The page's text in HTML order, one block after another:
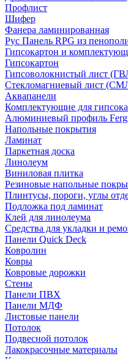
Профлист
Шифер
Фанера ламинированная
Рус Панель RPG из
Гипсокартон и
Гипсокартон
Гипсоволокнистый лист
Стекломагниевый лист
Аквапанели
Комплектующие для
Алюминиевый профиль
Напольные покрытия
Ламинат
Паркетная доска
Линолеум
Виниловая плитка
Резиновые напольные
Плинтусы, пороги, углы
Подложка под ламинат
Клей для линолеума
Средства для укладки и
Панели Quick Deck
Ковролин
Ковры
Ковровые дорожки
Стены
Панели ПВХ
Панели МДФ
Листовые панели
Потолок
Подвесной потолок
Лакокрасочные материалы